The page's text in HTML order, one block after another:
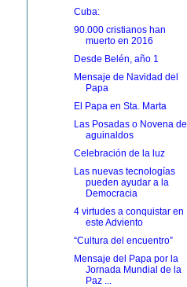
Cuba:
90.000 cristianos han
muerto en 2016
Desde Belén, año 1
Mensaje de Navidad del
Papa
El Papa en Sta. Marta
Las Posadas o Novena de
aguinaldos
Celebración de la luz
Las nuevas tecnologías
pueden ayudar a la
Democracia
4 virtudes a conquistar en
este Adviento
“Cultura del encuentro”
Mensaje del Papa por la
Jornada Mundial de la
Paz ...